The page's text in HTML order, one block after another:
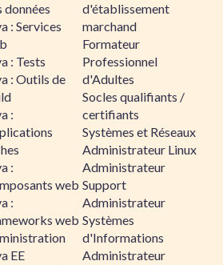
données
: Services
: Tests
: Outils de
:
:
web
:
web
EE
d'établissement
marchand
Formateur
Professionnel
d'Adultes
Socles qualifiants /
certifiants
Systèmes et Réseaux
Administrateur Linux
Administrateur
Support
Administrateur
Systèmes
d'Informations
Administrateur